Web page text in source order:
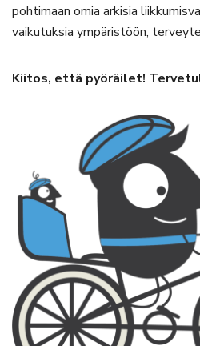
pohtimaan omia arkisia
vaikutuksia ympäristöön,
Kiitos, että pyöräilet!